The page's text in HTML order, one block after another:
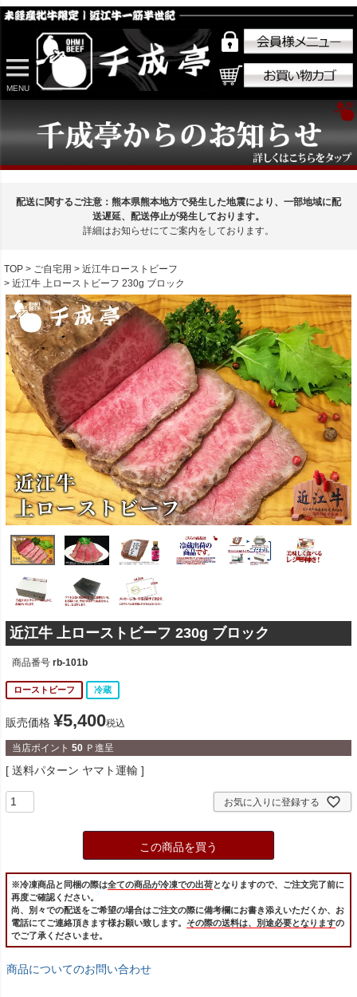
MENU
配送に関するご注意：熊本県熊本地方で発生した地震により、一部地域に配
送遅延、配送停止が発生しております。
詳細はお知らせにてご案内をしております。
TOP ご自宅用
近江牛ローストビーフ
近江牛 上ローストビーフ 230g ブロック
近江牛 上ローストビーフ 230g ブロック
商品番号 rb-101b
ローストビーフ 冷蔵
販売価格 ¥5,400税込
当店ポイント 50 Ｐ進呈
送料パターン ヤマト運輸
お気に入りに登録する
この商品を買う
※冷凍商品と同梱の際は全ての商品が冷凍での出荷となりますので、ご注文完了前に
再度ご確認ください。
尚、別々での配送をご希望の場合はご注文の際に備考欄にお書き添えいただくか、お
電話にてご連絡頂きます様お願い致します。 その際の送料は、別途必要となりますの
でご了承くださいませ。
商品についてのお問い合わせ